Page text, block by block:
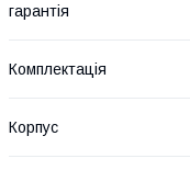
гарантія
Комплектація
Корпус